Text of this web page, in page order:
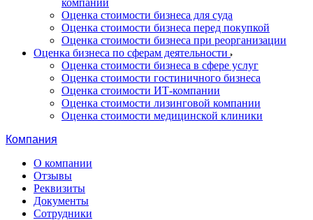
компании
Оценка стоимости бизнеса для суда
Оценка стоимости бизнеса перед покупкой
Оценка стоимости бизнеса при реорганизации
Оценка бизнеса по сферам деятельности
Оценка стоимости бизнеса в сфере услуг
Оценка стоимости гостиничного бизнеса
Оценка стоимости ИТ-компании
Оценка стоимости лизинговой компании
Оценка стоимости медицинской клиники
Компания
О компании
Отзывы
Реквизиты
Документы
Сотрудники